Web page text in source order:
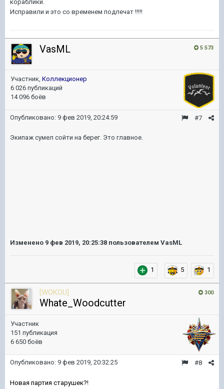
кораблики.
Исправили и это со временем подлечат !!!!!
5 573
VasML
Участник, Коллекционер
6 026 публикаций
14 096 боёв
#7
Опубликовано: 9 фев 2019, 20:24:59
Экипаж сумел сойти на берег. Это главное.
Изменено 9 фев 2019, 20:25:38 пользователем VasML
1 5 1
300
[WOKOU]
Whate_Woodcutter
Участник
151 публикация
6 650 боёв
#8
Опубликовано: 9 фев 2019, 20:32:25
Новая партия старушек?!